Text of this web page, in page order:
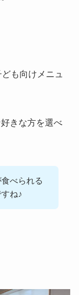
も向けメニュ
きな方を選べ
べられる
ね♪